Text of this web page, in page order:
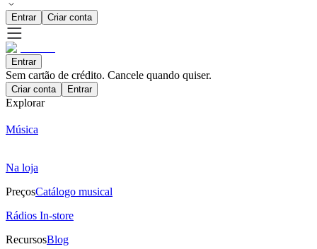
Entrar Criar conta
Entrar
Sem cartão de crédito. Cancele quando quiser.
Criar conta Entrar
Explorar
Música
Na loja
PreçosCatálogo musical
Rádios In-store
RecursosBlog